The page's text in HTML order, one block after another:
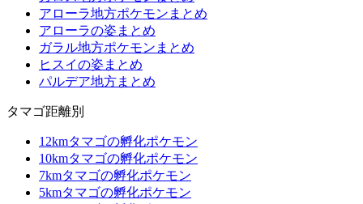
アローラ地方ポケモンまとめ
アローラの姿まとめ
ガラル地方ポケモンまとめ
ヒスイの姿まとめ
パルデア地方まとめ
タマゴ距離別
12kmタマゴの孵化ポケモン
10kmタマゴの孵化ポケモン
7kmタマゴの孵化ポケモン
5kmタマゴの孵化ポケモン